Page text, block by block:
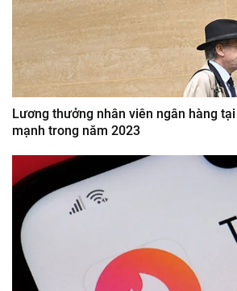
Lương thưởng nhân viên ngân hàng
mạnh trong năm 2023